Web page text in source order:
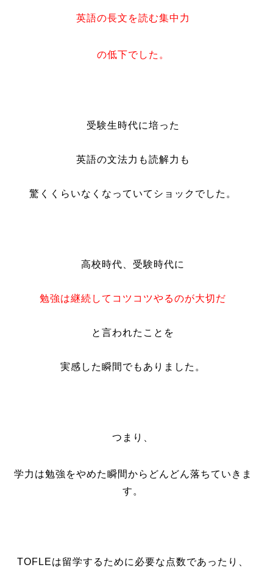
英語の長文を読む集中力
の低下でした。
受験生時代に培った
英語の文法力も読解力も
驚くくらいなくなっていてショックでした。
高校時代、受験時代に
勉強は継続してコツコツやるのが大切だ
と言われたことを
実感した瞬間でもありました。
つまり、
学力は勉強をやめた瞬間からどんどん落ちていきま
す。
TOFLEは留学するために必要な点数であったり、